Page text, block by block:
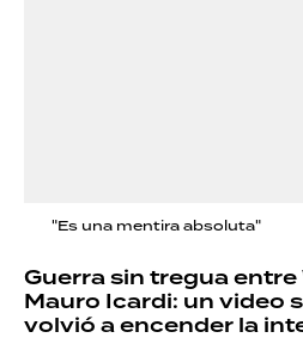
"Es una mentira absoluta"
Guerra sin tregua entre
Mauro Icardi: un video
volvió a encender la